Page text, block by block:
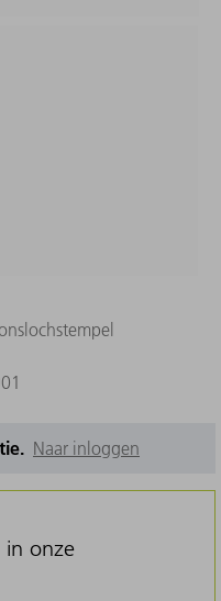
Naar inloggen
in onze